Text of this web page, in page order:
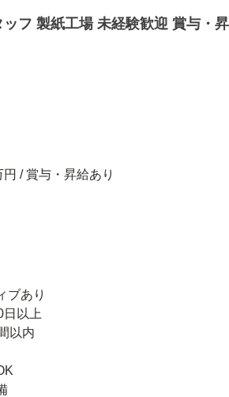
フ 製紙工場 未経験歓迎 賞与・
/ 賞与・昇給あり
ブあり
以上
以内